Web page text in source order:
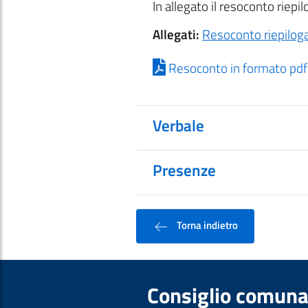
In allegato il resoconto
Allegati: Resoconto
Resoconto in formato pdf
Verbale
Presenze
Torna indietro
Consiglio